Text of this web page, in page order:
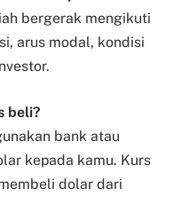
bergerak mengikuti
arus modal, kondisi
beli?
bank atau
kepada kamu. Kurs
dolar dari